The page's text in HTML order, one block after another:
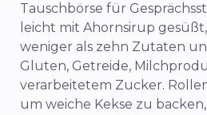
Tauschbörse für
leicht mit Ahornsirup
weniger als zehn Zutaten
Gluten, Getreide,
verarbeitetem Zucker.
um weiche Kekse zu